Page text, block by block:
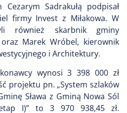
Sadrakułą podpisał
firmy Invest z Miłakowa. W
również skarbnik gminy
oraz Marek Wróbel, kierownik
i Architektury.
wynosi 3 398 000 zł
projektu pn. „System szlaków
Sława z Gminą Nowa Sól
I)” to 3 970 938,45 zł.